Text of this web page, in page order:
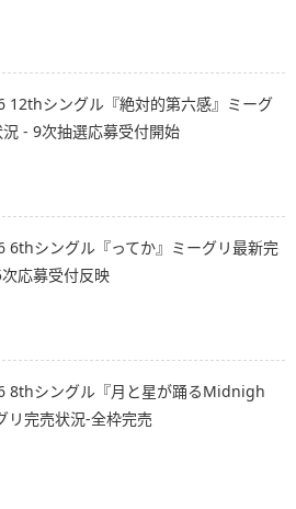
12thシングル『絶対的第六感』ミーグ
況 - 9次抽選応募受付開始
6thシングル『ってか』ミーグリ最新完
応募受付反映
8thシングル『月と星が踊るMidnigh
リ完売状況-全枠完売